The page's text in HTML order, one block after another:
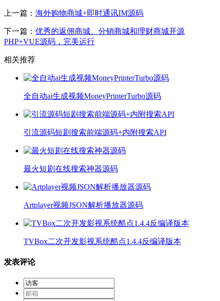
上一篇： 海外购物商城+即时通讯IM源码
下一篇： 优秀的返佣商城、分销商城和理财商城开源
PHP+VUE源码，完美运行
相关推荐
全自动ai生成视频MoneyPrinterTurbo源码
引流源码短剧搜索前端源码+内附搜索API
最火短剧在线搜索神器源码
Artplayer视频JSON解析播放器源码
TVBox二次开发影视系统酷点1.4.4反编译版本
发表评论